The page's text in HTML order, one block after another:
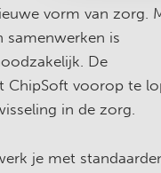
vorm van zorg.
samenwerken is
De
ChipSoft voorop te
in de zorg.
je met